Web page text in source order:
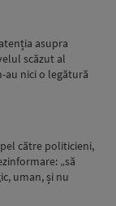
asupra
scăzut al
au nici o legătură
către politicieni,
„să
uman, și nu